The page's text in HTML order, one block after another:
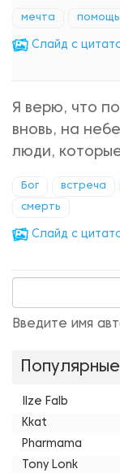
мечта помощь
Cлайд с
Я верю, что
вновь, на
люди,
Бог встреча
смерть
Cлайд с
Введите имя
Ilze Falb
Kkat
Pharmama
Tony Lonk